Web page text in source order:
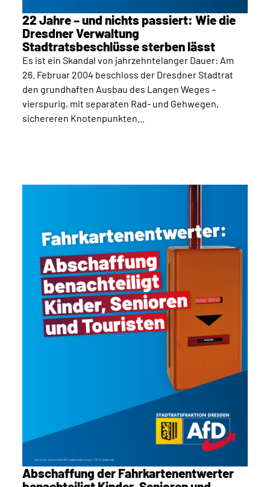
22 Jahre – und nichts passiert: Wie die
Dresdner Verwaltung
Stadtratsbeschlüsse sterben lässt
Es ist ein Skandal von jahrzehntelanger Dauer: Am
26. Februar 2004 beschloss der Dresdner Stadtrat
den grundhaften Ausbau des Langen Weges –
vierspurig, mit separaten Rad- und Gehwegen,
sichereren Knotenpunkten...
Abschaffung der Fahrkartenentwerter